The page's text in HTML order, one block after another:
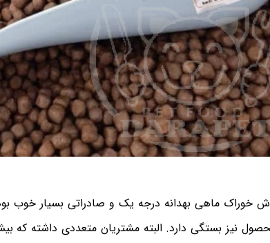
خوراک ماهی بهدانه درجه یک و صادراتی بسیار خوب
نیز بستگی دارد. البته مشتریان متعددی داشته که